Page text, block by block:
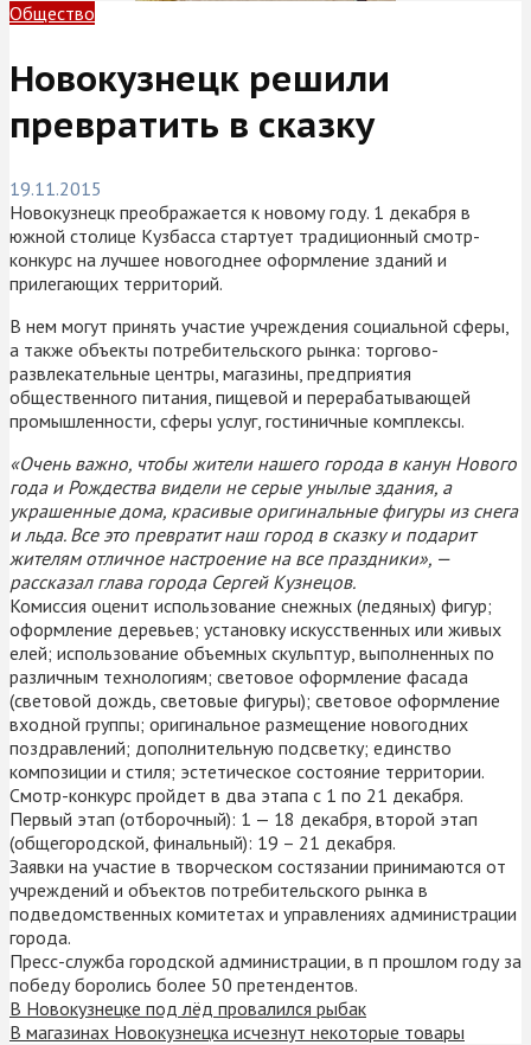
Общество
Новокузнецк решили
превратить в сказку
19.11.2015
Новокузнецк преображается к новому году. 1 декабря в
южной столице Кузбасса стартует традиционный смотр-
конкурс на лучшее новогоднее оформление зданий и
прилегающих территорий.
В нем могут принять участие учреждения социальной сферы,
а также объекты потребительского рынка: торгово-
развлекательные центры, магазины, предприятия
общественного питания, пищевой и перерабатывающей
промышленности, сферы услуг, гостиничные комплексы.
«Очень важно, чтобы жители нашего города в канун Нового
года и Рождества видели не серые унылые здания, а
украшенные дома, красивые оригинальные фигуры из снега
и льда. Все это превратит наш город в сказку и подарит
жителям отличное настроение на все праздники», —
рассказал глава города Сергей Кузнецов.
Комиссия оценит использование снежных (ледяных) фигур;
оформление деревьев; установку искусственных или живых
елей; использование объемных скульптур, выполненных по
различным технологиям; световое оформление фасада
(световой дождь, световые фигуры); световое оформление
входной группы; оригинальное размещение новогодних
поздравлений; дополнительную подсветку; единство
композиции и стиля; эстетическое состояние территории.
Смотр-конкурс пройдет в два этапа с 1 по 21 декабря.
Первый этап (отборочный): 1 — 18 декабря, второй этап
(общегородской, финальный): 19 – 21 декабря.
Заявки на участие в творческом состязании принимаются от
учреждений и объектов потребительского рынка в
подведомственных комитетах и управлениях администрации
города.
Пресс-служба городской администрации, в п прошлом году за
победу боролись более 50 претендентов.
В Новокузнецке под лёд провалился рыбак
В магазинах Новокузнецка исчезнут некоторые товары